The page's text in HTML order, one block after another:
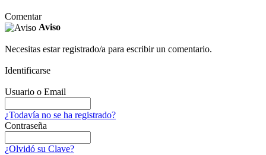
Comentar
Aviso
Necesitas estar registrado/a para escribir un comentario.
Identificarse
Usuario o Email
¿Todavía no se ha registrado?
Contraseña
¿Olvidó su Clave?